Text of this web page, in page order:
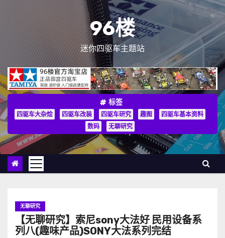
96楼
迷你四驱车主题站
标签
四驱车大杂烩 四驱车改装 四驱车研究 趣图
四驱车基本资料
数码
无聊研究
无聊研究
【无聊研究】索尼sony大法好 民用设备系
列八(趣味产品)SONY大法系列完结